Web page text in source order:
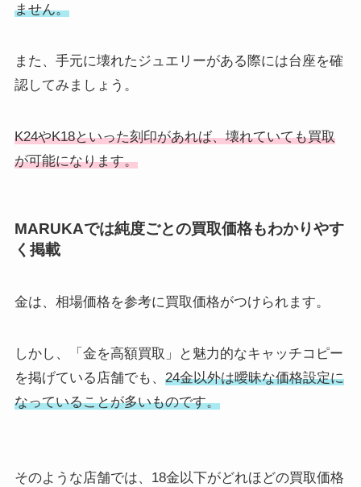
ません。
また、手元に壊れたジュエリーがある際には台座を確
認してみましょう。
K24やK18といった刻印があれば、壊れていても買取
が可能になります。
MARUKAでは純度ごとの買取価格もわかりやす
く掲載
金は、相場価格を参考に買取価格がつけられます。
しかし、「金を高額買取」と魅力的なキャッチコピー
を掲げている店舗でも、 24金以外は曖昧な価格設定に
なっていることが多いものです。
そのような店舗では、18金以下がどれほどの買取価格